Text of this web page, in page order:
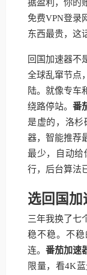
据盈利，你的
免费VPN登录
东西最贵，这
回国加速器不
全球乱窜节点
陆。就像专车
绕路停站。番
是虚的，洛杉
器，智能推荐
最少，自动给
行，后台算法
选回国
三年我换了七
稳不稳。不稳
连。番茄加速
限量，看4K